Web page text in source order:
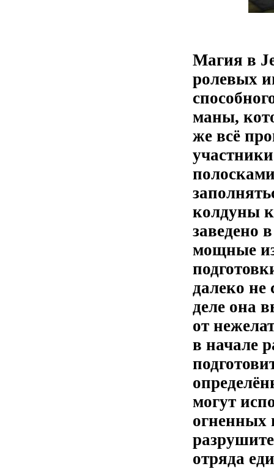
Магия в
ролевых
маны,
же всё
колдуны
заведено
мощные
далеко не
деле она
от
в начале
могут
огненных
отряда